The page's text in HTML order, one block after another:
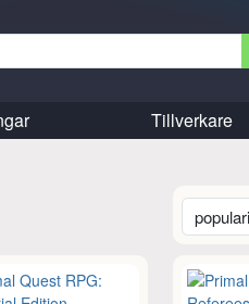
Tillverkare